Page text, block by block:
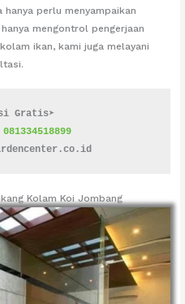
hanya perlu menyampaikan
mengontrol pengerjaan
ikan, kami juga melayani
Gratis➤
081334518899
Kolam Koi Jombang